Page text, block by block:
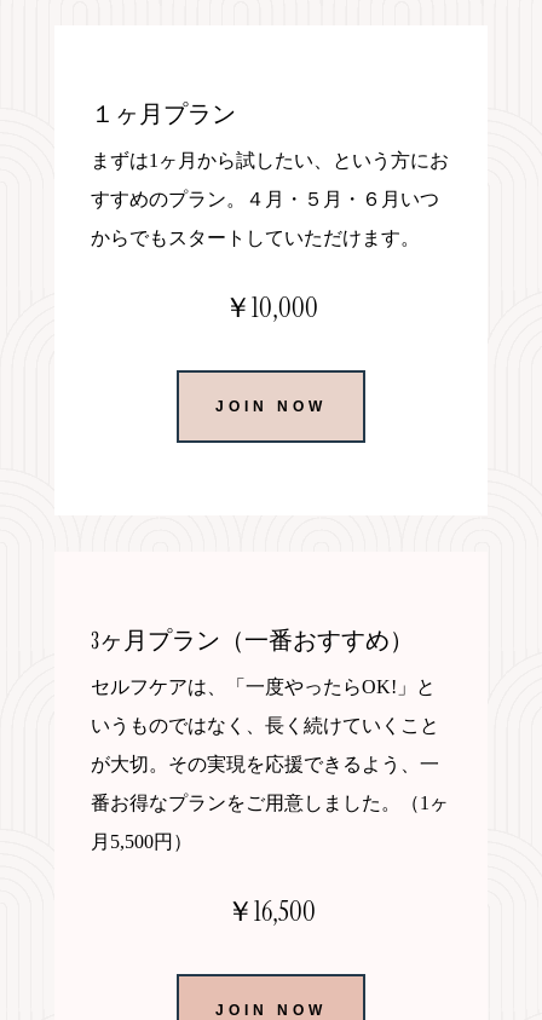
１ヶ月プラン
まずは1ヶ月から試したい、という方にお
すすめのプラン。４月・５月・６月いつ
からでもスタートしていただけます。
￥10,000
JOIN NOW
3ヶ月プラン（一番おすすめ）
セルフケアは、「一度やったらOK!」と
いうものではなく、長く続けていくこと
が大切。その実現を応援できるよう、一
番お得なプランをご用意しました。（1ヶ
月5,500円）
￥16,500
JOIN NOW